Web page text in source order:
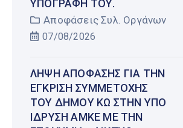
ΥΠΟΓΡΑΦΉ ΤΟΥ.
Αποφάσεις Συλ. Οργάνων
07/08/2026
ΛΉΨΗ ΑΠΌΦΑΣΗΣ ΓΙΑ ΤΗΝ
ΈΓΚΡΙΣΗ ΣΥΜΜΕΤΟΧΉΣ
ΤΟΥ ΔΉΜΟΥ ΚΩ ΣΤΗΝ ΥΠΌ
ΊΔΡΥΣΗ ΑΜΚΕ ΜΕ ΤΗΝ